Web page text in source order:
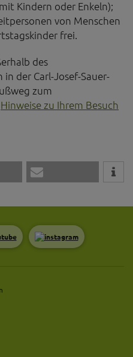
Kindern oder Enkeln);
von Menschen
frei.
des
der Carl-Josef-Sauer-
zum
Hinweise zu Ihrem Besuch